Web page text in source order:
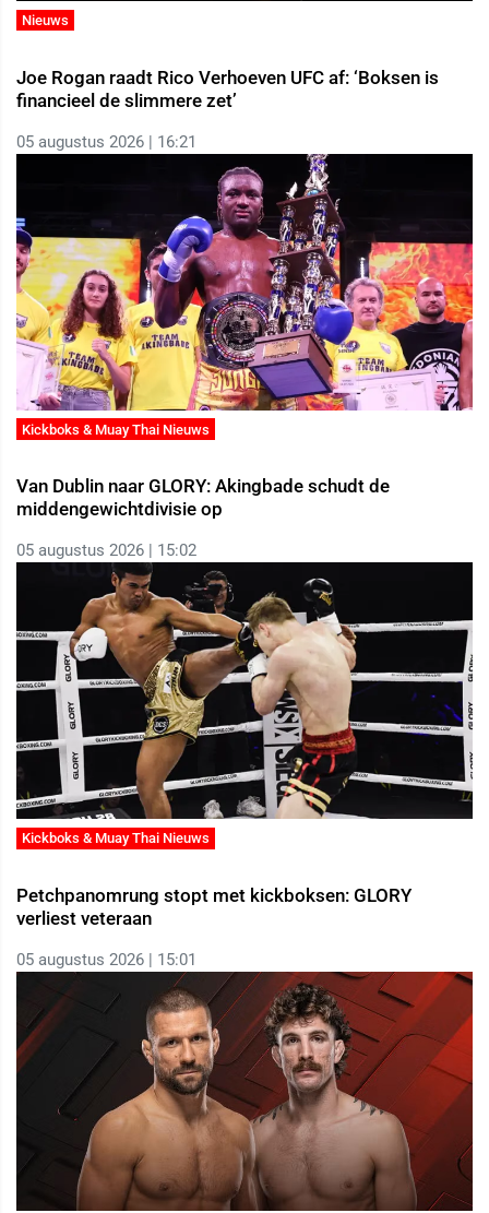
Nieuws
Joe Rogan raadt Rico Verhoeven UFC af: ‘Boksen is
financieel de slimmere zet’
05 augustus 2026 | 16:21
Kickboks & Muay Thai Nieuws
Van Dublin naar GLORY: Akingbade schudt de
middengewichtdivisie op
05 augustus 2026 | 15:02
Kickboks & Muay Thai Nieuws
Petchpanomrung stopt met kickboksen: GLORY
verliest veteraan
05 augustus 2026 | 15:01